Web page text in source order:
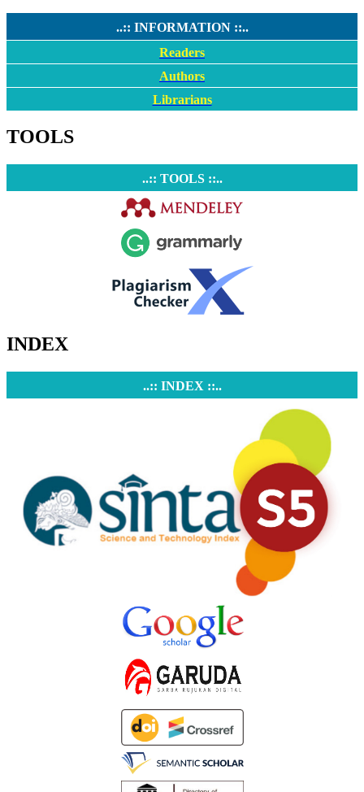
..:: INFORMATION ::..
Readers
Authors
Librarians
TOOLS
..:: TOOLS ::..
INDEX
..:: INDEX ::..